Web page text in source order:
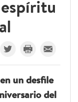
un desfile
del